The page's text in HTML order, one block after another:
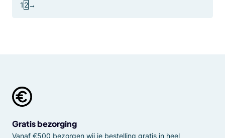
1 2→
Gratis bezorging
Vanaf €500 bezorgen wij je bestelling gratis in heel